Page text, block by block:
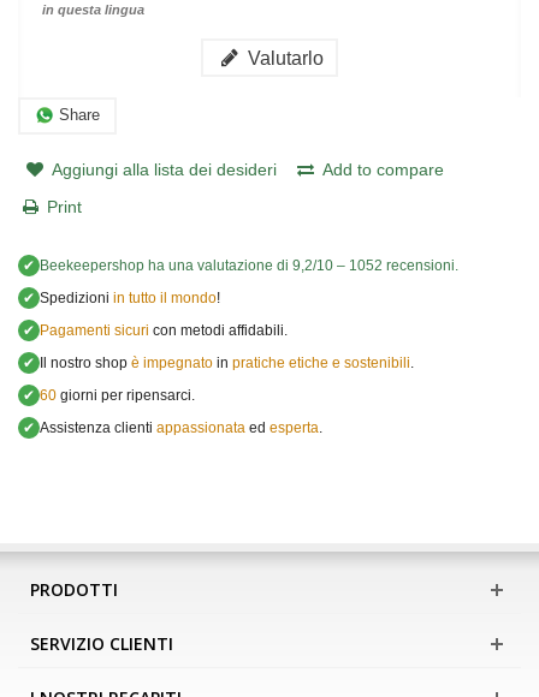
in questa lingua
Valutarlo
Share
Aggiungi alla lista dei desideri
Add to compare
Print
✔ Beekeepershop ha una valutazione di 9,2/10 – 1052 recensioni.
✔ Spedizioni in tutto il mondo!
✔ Pagamenti sicuri con metodi affidabili.
✔ Il nostro shop è impegnato in pratiche etiche e sostenibili
✔ 60 giorni per ripensarci.
✔ Assistenza clienti appassionata ed esperta
PRODOTTI
SERVIZIO CLIENTI